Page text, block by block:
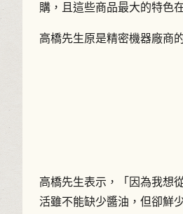
購，且這些商品最大的特色
高橋先生原是精密機器廠商
高橋先生表示，「因為我想
活雖不能缺少醬油，但卻鮮